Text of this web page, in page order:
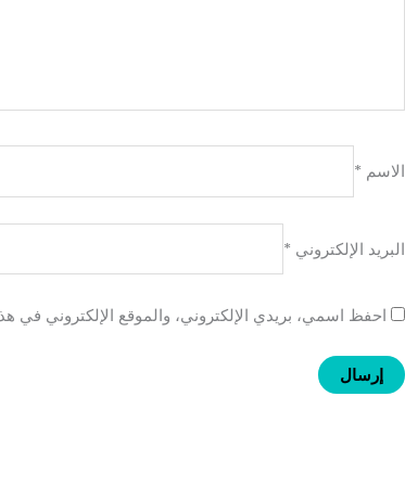
الاسم *
البريد الإلكتروني *
احفظ اسمي، بريدي الإلكتروني، والموقع الإلكتروني في